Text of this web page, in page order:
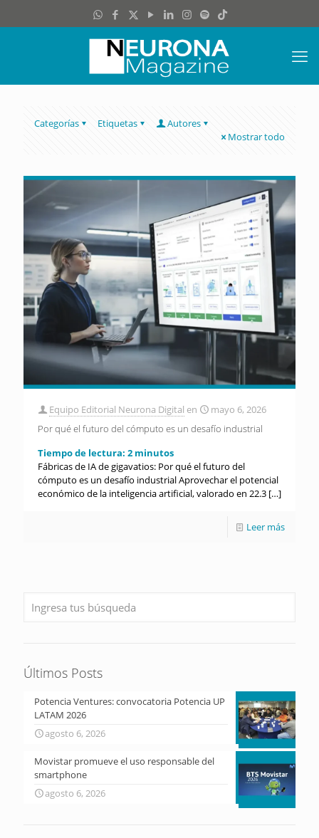
Categorías Etiquetas
Autores
Mostrar todo
Equipo Editorial Neurona Digital en
mayo 6, 2026
Por qué el futuro del cómputo es un desafío industrial
Tiempo de lectura: 2 minutos
Fábricas de IA de gigavatios: Por qué el futuro del
cómputo es un desafío industrial Aprovechar el potencial
económico de la inteligencia artificial, valorado en 22.3 […]
Leer más
Últimos Posts
Potencia Ventures: convocatoria Potencia UP
LATAM 2026
agosto 6, 2026
Movistar promueve el uso responsable del
smartphone
agosto 6, 2026